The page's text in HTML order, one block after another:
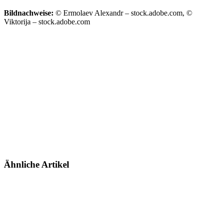
Bildnachweise: © Ermolaev Alexandr – stock.adobe.com, ©
Viktorija – stock.adobe.com
Ähnliche Artikel